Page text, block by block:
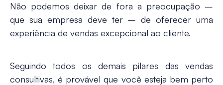
Não podemos deixar de fora a preocupação –
que sua empresa deve ter – de oferecer uma
experiência de vendas excepcional ao cliente.
Seguindo todos os demais pilares das vendas
consultivas, é provável que você esteja bem perto